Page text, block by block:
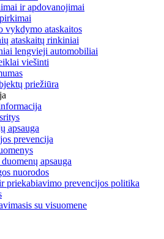
ir apdovanojimai
vykdymo ataskaitos
ataskaitų rinkiniai
lengvieji automobiliai
viešinti
priežiūra
apsauga
prevencija
apsauga
nuorodos
priekabiavimo prevencijos politika
su visuomene